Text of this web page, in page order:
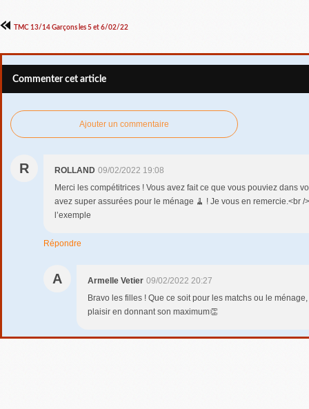
TMC 13/14 Garçons les 5 et 6/02/22
Commenter cet article
Ajouter un commentaire
R ROLLAND 09/02/2022 19:08
Merci les compétitrices ! Vous avez fait ce que vous pouviez dans
avez super assurées pour le ménage 🧹 ! Je vous en remercie.<br
l’exemple
Répondre
A Armelle Vetier 09/02/2022 20:27
Bravo les filles ! Que ce soit pour les matchs ou le
plaisir en donnant son maximum👏